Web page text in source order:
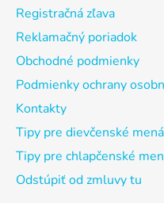
Registračná zľava
Reklamačný poriadok
Obchodné podmienky
Podmienky ochrany
Kontakty
Tipy pre dievčenské mená
Tipy pre chlapčenské
Odstúpiť od zmluvy tu